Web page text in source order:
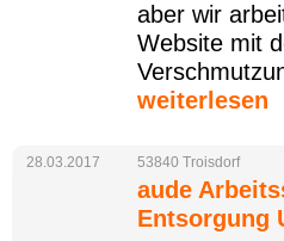
aber wir
Website mit
weiterlesen
28.03.2017 53840 Troisdorf
aude
Entsorgung